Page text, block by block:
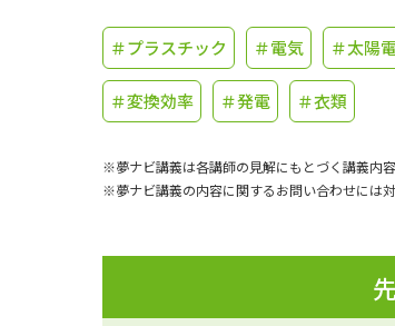
＃プラスチック ＃電気 ＃太陽
＃変換効率 ＃発電 ＃衣類
※夢ナビ講義は各講師の見解にもとづく講義内容
※夢ナビ講義の内容に関するお問い合わせには対